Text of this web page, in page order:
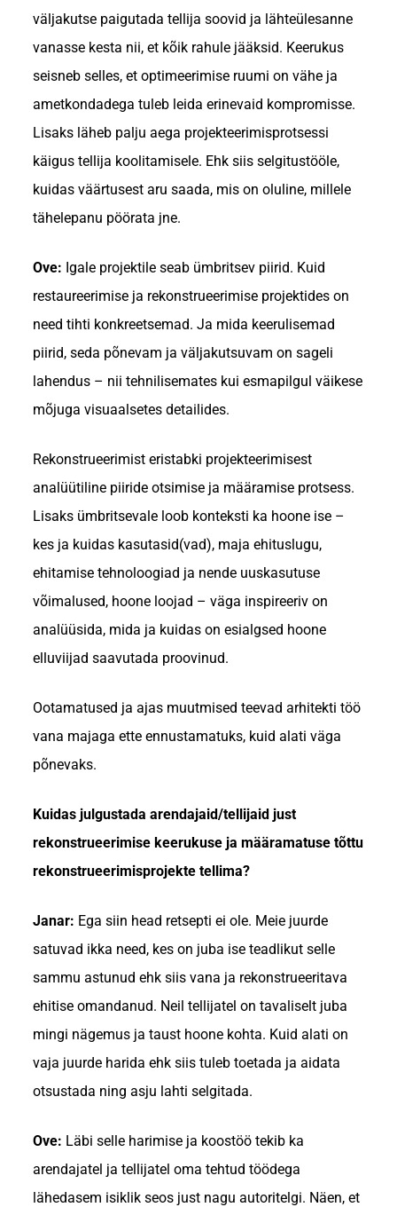
väljakutse paigutada tellija soovid ja lähteülesanne
vanasse kesta nii, et kõik rahule jääksid. Keerukus
seisneb selles, et optimeerimise ruumi on vähe ja
ametkondadega tuleb leida erinevaid kompromisse.
Lisaks läheb palju aega projekteerimisprotsessi
käigus tellija koolitamisele. Ehk siis selgitustööle,
kuidas väärtusest aru saada, mis on oluline, millele
tähelepanu pöörata jne.
Ove: Igale projektile seab ümbritsev piirid. Kuid
restaureerimise ja rekonstrueerimise projektides on
need tihti konkreetsemad. Ja mida keerulisemad
piirid, seda põnevam ja väljakutsuvam on sageli
lahendus – nii tehnilisemates kui esmapilgul väikese
mõjuga visuaalsetes detailides.
Rekonstrueerimist eristabki projekteerimisest
analüütiline piiride otsimise ja määramise protsess.
Lisaks ümbritsevale loob konteksti ka hoone ise –
kes ja kuidas kasutasid(vad), maja ehituslugu,
ehitamise tehnoloogiad ja nende uuskasutuse
võimalused, hoone loojad – väga inspireeriv on
analüüsida, mida ja kuidas on esialgsed hoone
elluviijad saavutada proovinud.
Ootamatused ja ajas muutmised teevad arhitekti töö
vana majaga ette ennustamatuks, kuid alati väga
põnevaks.
Kuidas julgustada arendajaid/tellijaid just
rekonstrueerimise keerukuse ja määramatuse tõttu
rekonstrueerimisprojekte tellima?
Janar: Ega siin head retsepti ei ole. Meie juurde
satuvad ikka need, kes on juba ise teadlikut selle
sammu astunud ehk siis vana ja rekonstrueeritava
ehitise omandanud. Neil tellijatel on tavaliselt juba
mingi nägemus ja taust hoone kohta. Kuid alati on
vaja juurde harida ehk siis tuleb toetada ja aidata
otsustada ning asju lahti selgitada.
Ove: Läbi selle harimise ja koostöö tekib ka
arendajatel ja tellijatel oma tehtud töödega
lähedasem isiklik seos just nagu autoritelgi. Näen, et